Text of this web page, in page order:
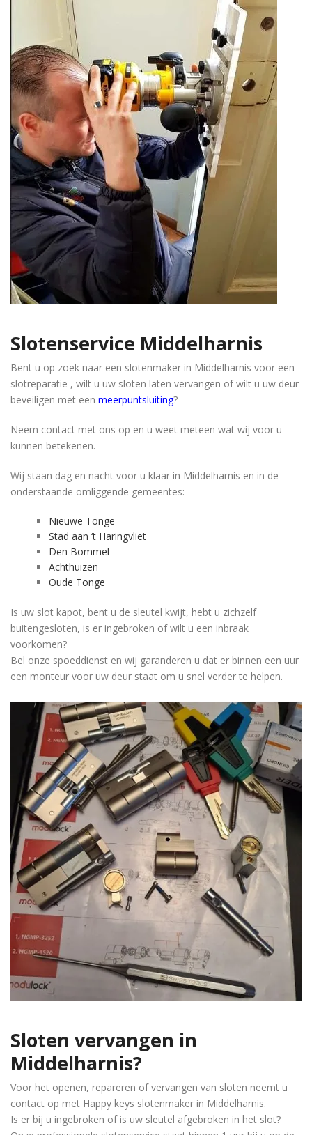
Slotenservice Middelharnis
Bent u op zoek naar een slotenmaker in Middelharnis voor een
slotreparatie , wilt u uw sloten laten vervangen of wilt u uw deur
beveiligen met een meerpuntsluiting?
Neem contact met ons op en u weet meteen wat wij voor u
kunnen betekenen.
Wij staan dag en nacht voor u klaar in Middelharnis en in de
onderstaande omliggende gemeentes:
Nieuwe Tonge
Stad aan ‘t Haringvliet
Den Bommel
Achthuizen
Oude Tonge
Is uw slot kapot, bent u de sleutel kwijt, hebt u zichzelf
buitengesloten, is er ingebroken of wilt u een inbraak
voorkomen?
Bel onze spoeddienst en wij garanderen u dat er binnen een uur
een monteur voor uw deur staat om u snel verder te helpen.
Sloten vervangen in
Middelharnis?
Voor het openen, repareren of vervangen van sloten neemt u
contact op met Happy keys slotenmaker in Middelharnis.
Is er bij u ingebroken of is uw sleutel afgebroken in het slot?